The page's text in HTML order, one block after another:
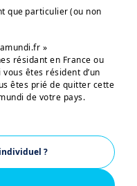
que particulier (ou non
»
résidant en France ou
êtes résident d’un
êtes prié de quitter cette
de votre pays.
s’adressent pas aux
d’Amérique ou aux
est définie par la
Commission en
?
le nom
de Bazin,
Faller.
10erang des
françaises avec
d’encours sous
thématique,
monétaire. La
forces
et de leurs